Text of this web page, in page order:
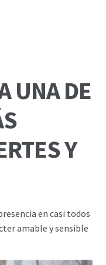
UNA DE
Y
en casi todos
amable y sensible